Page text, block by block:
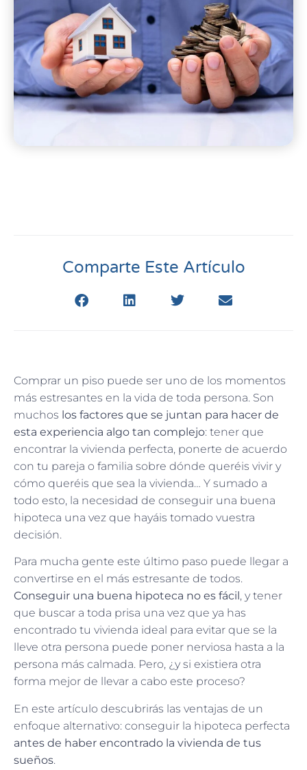
Comparte Este Artículo
Comprar un piso puede ser uno de los momentos
más estresantes en la vida de toda persona. Son
muchos los factores que se juntan para hacer de
esta experiencia algo tan complejo: tener que
encontrar la vivienda perfecta, ponerte de acuerdo
con tu pareja o familia sobre dónde queréis vivir y
cómo queréis que sea la vivienda… Y sumado a
todo esto, la necesidad de conseguir una buena
hipoteca una vez que hayáis tomado vuestra
decisión.
Para mucha gente este último paso puede llegar a
convertirse en el más estresante de todos.
Conseguir una buena hipoteca no es fácil , y tener
que buscar a toda prisa una vez que ya has
encontrado tu vivienda ideal para evitar que se la
lleve otra persona puede poner nerviosa hasta a la
persona más calmada. Pero, ¿y si existiera otra
forma mejor de llevar a cabo este proceso?
En este artículo descubrirás las ventajas de un
enfoque alternativo: conseguir la hipoteca perfecta
antes de haber encontrado la vivienda de tus
sueños.